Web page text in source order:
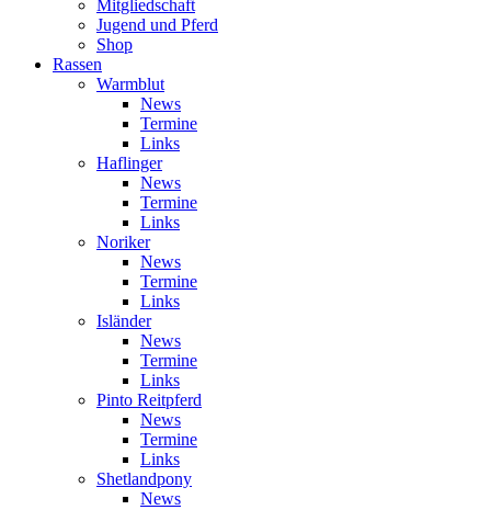
Mitgliedschaft
Jugend und Pferd
Shop
Rassen
Warmblut
News
Termine
Links
Haflinger
News
Termine
Links
Noriker
News
Termine
Links
Isländer
News
Termine
Links
Pinto Reitpferd
News
Termine
Links
Shetlandpony
News